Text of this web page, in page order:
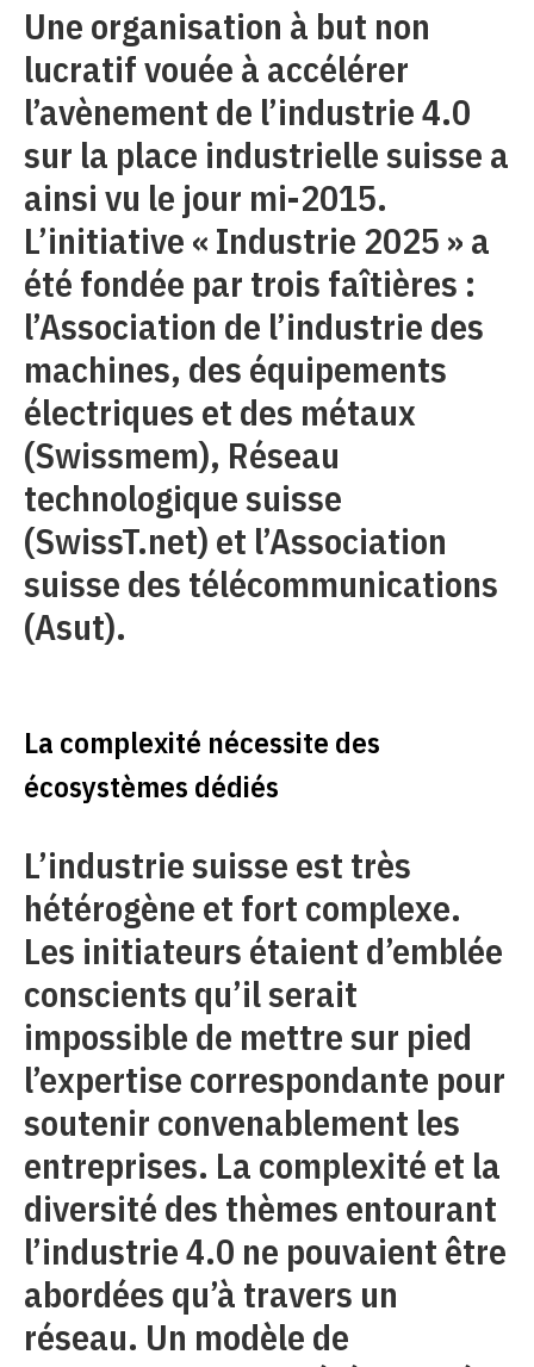
Une organisation à but non
lucratif vouée à accélérer
l’avènement de l’industrie 4.0
sur la place industrielle suisse a
ainsi vu le jour mi-2015.
L’initiative « Industrie 2025 » a
été fondée par trois faîtières :
l’Association de l’industrie des
machines, des équipements
électriques et des métaux
(Swissmem), Réseau
technologique suisse
(SwissT.net) et l’Association
suisse des télécommunications
(Asut).
La complexité nécessite des
écosystèmes dédiés
L’industrie suisse est très
hétérogène et fort complexe.
Les initiateurs étaient d’emblée
conscients qu’il serait
impossible de mettre sur pied
l’expertise correspondante pour
soutenir convenablement les
entreprises. La complexité et la
diversité des thèmes entourant
l’industrie 4.0 ne pouvaient être
abordées qu’à travers un
réseau. Un modèle de